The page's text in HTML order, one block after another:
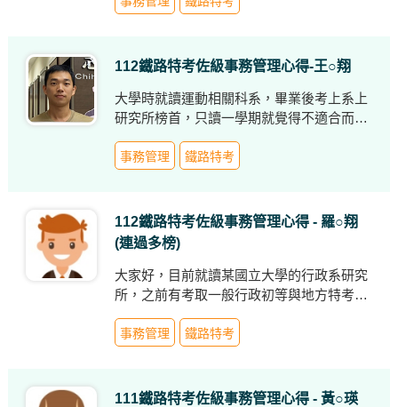
112鐵路特考佐級事務管理心得-王○翔
大學時就讀運動相關科系，畢業後考上系上
研究所榜首，只讀一學期就覺得不適合而休
不久就遇上疫情爆發，加上業績壓力過大，
以後三十年是不是都要這樣度過，因緣際會
下看到鐵路特考，全選擇題好準備，於是便
換了一份兼職開始準備考試
事務管理 鐵路特考
112鐵路特考佐級事務管理心得 - 羅○翔
(連過多榜)
大家好，目前就讀某國立大學的行政系研究
所，之前有考取一般行政初等與地方特考五
鐵路事務管理，並在今年(112)有幸上榜，這
事務管理 鐵路特考
111鐵路特考佐級事務管理心得 - 黃○瑛